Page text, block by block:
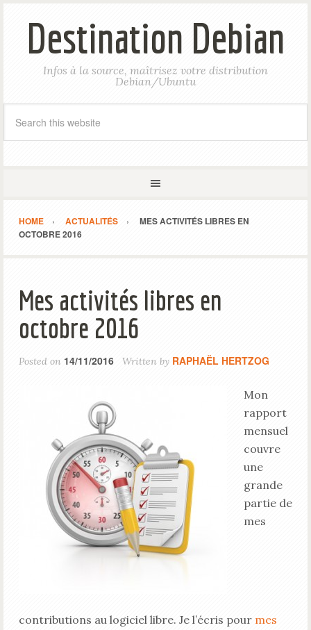
Destination Debian
Infos à la source, maîtrisez votre distribution
Debian/Ubuntu
HOME ACTUALITÉS
MES ACTIVITÉS LIBRES EN
OCTOBRE 2016
Mes activités libres en
octobre 2016
Posted on 14/11/2016 Written by RAPHAËL HERTZOG
Mon
rapport
mensuel
couvre
une
grande
partie de
mes
contributions au logiciel libre. Je l’écris pour mes